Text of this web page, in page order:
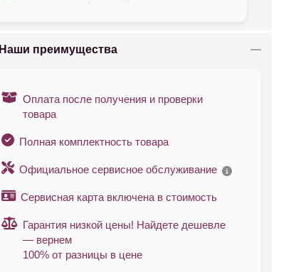
Наши преимущества
Оплата после получения и проверки
товара
Полная комплектность товара
Официальное сервисное обслуживание
Сервисная карта включена в стоимость
Гарантия низкой цены! Найдете дешевле
— вернем
100% от разницы в цене